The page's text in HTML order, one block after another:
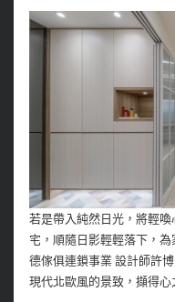
若是帶入純然日光，將輕
宅，順隨日影輕輕落下，
德傢俱連鎖事業 設計師許
現代北歐風的景致，擷得